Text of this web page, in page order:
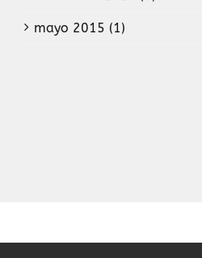
mayo 2015 (1)